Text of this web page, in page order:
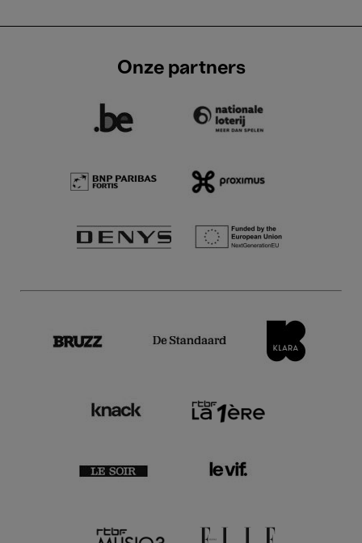
Onze partners